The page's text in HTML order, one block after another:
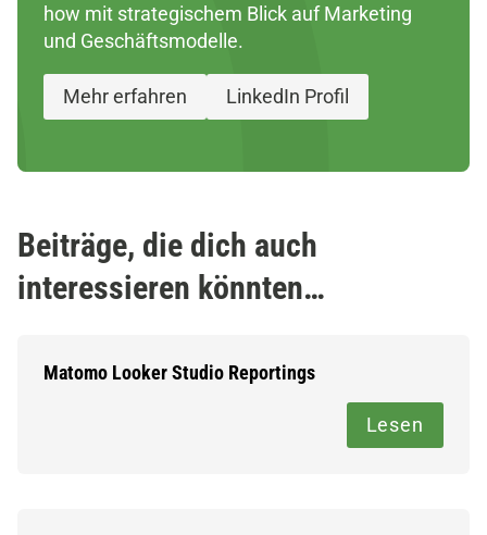
how mit strategischem Blick auf Marketing
und Geschäftsmodelle.
Mehr erfahren LinkedIn Profil
Beiträge, die dich auch
interessieren könnten…
Matomo Looker Studio Reportings
Lesen